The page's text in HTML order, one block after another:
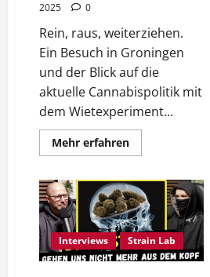
2025
0
Rein, raus, weiterziehen.
Ein Besuch in Groningen
und der Blick auf die
aktuelle Cannabispolitik mit
dem Wietexperiment...
Mehr erfahrenMehr
Informationen
geschlossen:
Wie
das
Wietexperiment
Coffeeshops
in
den
Niederlanden
Interviews Strain Lab